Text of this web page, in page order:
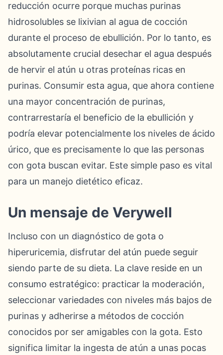
reducción ocurre porque muchas purinas
hidrosolubles se lixivian al agua de cocción
durante el proceso de ebullición. Por lo tanto, es
absolutamente crucial desechar el agua después
de hervir el atún u otras proteínas ricas en
purinas. Consumir esta agua, que ahora contiene
una mayor concentración de purinas,
contrarrestaría el beneficio de la ebullición y
podría elevar potencialmente los niveles de ácido
úrico, que es precisamente lo que las personas
con gota buscan evitar. Este simple paso es vital
para un manejo dietético eficaz.
Un mensaje de Verywell
Incluso con un diagnóstico de gota o
hiperuricemia, disfrutar del atún puede seguir
siendo parte de su dieta. La clave reside en un
consumo estratégico: practicar la moderación,
seleccionar variedades con niveles más bajos de
purinas y adherirse a métodos de cocción
conocidos por ser amigables con la gota. Esto
significa limitar la ingesta de atún a unas pocas